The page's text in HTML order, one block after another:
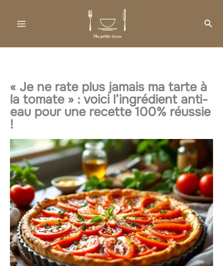
« Je ne rate plus jamais ma tarte à
la tomate » : voici l’ingrédient anti-
eau pour une recette 100% réussie
!